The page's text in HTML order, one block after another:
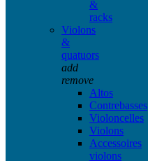
&
racks
Violons
&
quatuors
add
remove
Altos
Contrebasses
Violoncelles
Violons
Accessoires
violons